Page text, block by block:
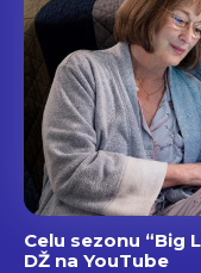
Celu sezonu “Big
DŽ na YouTube